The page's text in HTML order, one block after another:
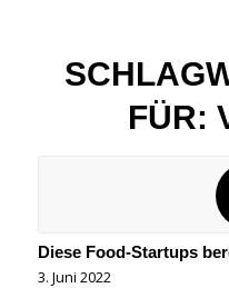
FÜR:
Diese Food-Startups
3. Juni 2022